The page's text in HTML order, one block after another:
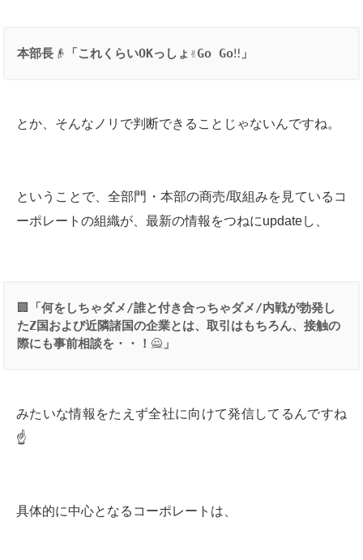
本部長 👴 「これくらいOKっしょ ✌️Go Go‼️ 」
とか、そんなノリで判断できることじゃないんですね。
ということで、全部門・本部の商売/取組みを見ているコ
ーポレートの組織が、最新の情報をつねにupdateし、
🏢 「何をしちゃダメ/誰と付き合っちゃダメ/内戦が勃発し
たZ国および近隣諸国の企業とは、取引はもちろん、接触の
際にも事前相談を・・！ 🙅 」
みたいな情報をたえず全社に向けて発信してるんですね
☝️
具体的に中心となるコーポレートは、